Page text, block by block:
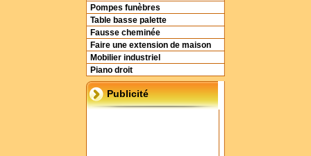
Pompes funèbres
Table basse palette
Fausse cheminée
Faire une extension de maison
Mobilier industriel
Piano droit
Publicité